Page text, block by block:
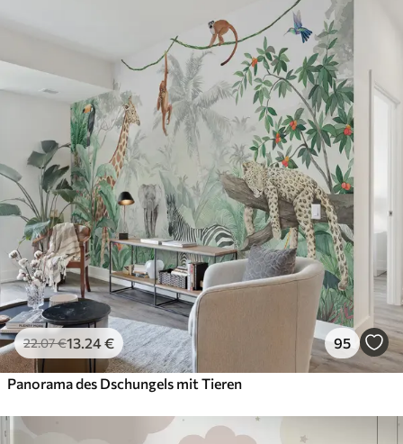
22.07€13 .24€ 95
Panorama des Dschungels mit Tieren